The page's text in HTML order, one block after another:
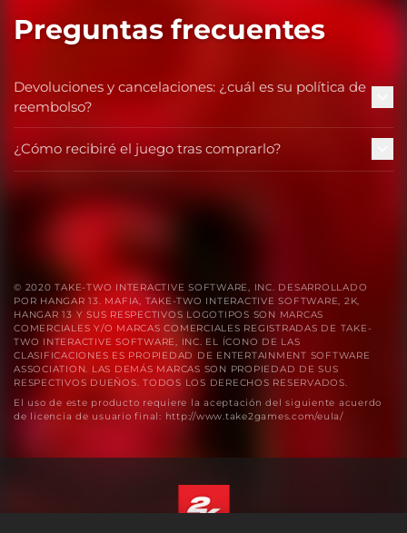
Preguntas frecuentes
Devoluciones y cancelaciones: ¿cuál es su política de
reembolso?
¿Cómo recibiré el juego tras comprarlo?
© 2020 TAKE-TWO INTERACTIVE SOFTWARE, INC. DESARROLLADO
POR HANGAR 13. MAFIA, TAKE-TWO INTERACTIVE SOFTWARE, 2K,
HANGAR 13 Y SUS RESPECTIVOS LOGOTIPOS SON MARCAS
COMERCIALES Y/O MARCAS COMERCIALES REGISTRADAS DE TAKE-
TWO INTERACTIVE SOFTWARE, INC. EL ÍCONO DE LAS
CLASIFICACIONES ES PROPIEDAD DE ENTERTAINMENT SOFTWARE
ASSOCIATION. LAS DEMÁS MARCAS SON PROPIEDAD DE SUS
RESPECTIVOS DUEÑOS. TODOS LOS DERECHOS RESERVADOS.
El uso de este producto requiere la aceptación del siguiente acuerdo
de licencia de usuario final: http://www.take2games.com/eula/